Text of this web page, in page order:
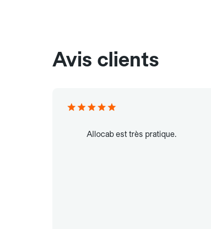
Avis clients
Allocab est très pratique.